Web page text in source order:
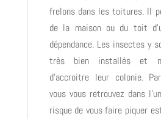
frelons dans les toitures. Il
de la maison ou du toit
dépendance. Les insectes y
très bien installés et
d’accroitre leur colonie.
vous vous retrouvez dans
risque de vous faire piquer